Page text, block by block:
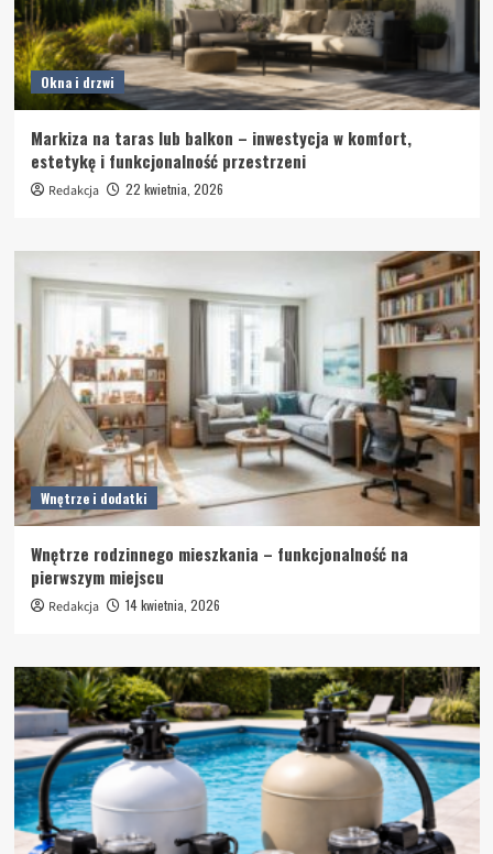
Okna i drzwi
Markiza na taras lub balkon – inwestycja w komfort,
estetykę i funkcjonalność przestrzeni
Redakcja 22 kwietnia, 2026
Wnętrze i dodatki
Wnętrze rodzinnego mieszkania – funkcjonalność na
pierwszym miejscu
Redakcja 14 kwietnia, 2026